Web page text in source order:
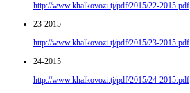
http://www.khalkovozi.tj/pdf/2015/22-2015.pdf
23-2015
http://www.khalkovozi.tj/pdf/2015/23-2015.pdf
24-2015
http://www.khalkovozi.tj/pdf/2015/24-2015.pdf